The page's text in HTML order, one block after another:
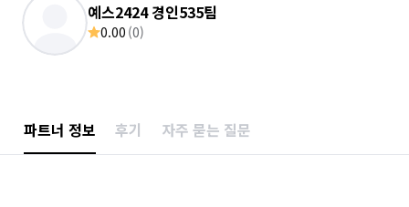
예스2424 경인535팀
0.00 (0)
파트너 정보 후기 자주 묻는 질문